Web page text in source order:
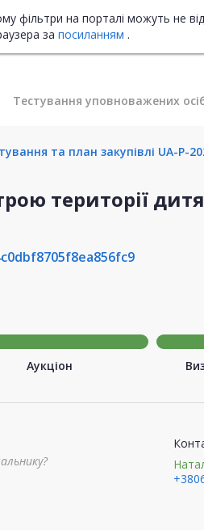
фільтри на порталі можуть не
за посиланням .
Тестування уповноважених
та план закупівлі UA-P-
території
Аукціон